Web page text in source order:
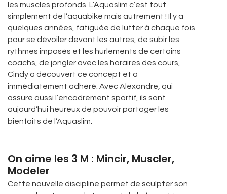
les muscles profonds. L’Aquaslim c’est tout
simplement de l’aquabike mais autrement ! Il y a
quelques années, fatiguée de lutter à chaque fois
pour se dévoiler devant les autres, de subir les
rythmes imposés et les hurlements de certains
coachs, de jongler avec les horaires des cours,
Cindy a découvert ce concept et a
immédiatement adhéré. Avec Alexandre, qui
assure aussi l’encadrement sportif, ils sont
aujourd’hui heureux de pouvoir partager les
bienfaits de l’Aquaslim.
On aime les 3 M : Mincir, Muscler,
Modeler
Cette nouvelle discipline permet de sculpter son